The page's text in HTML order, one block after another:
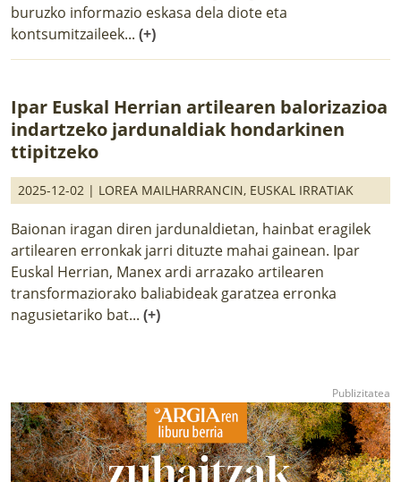
buruzko informazio eskasa dela diote eta
kontsumitzaileek... (+)
Ipar Euskal Herrian artilearen balorizazioa
indartzeko jardunaldiak hondarkinen
ttipitzeko
2025-12-02 | LOREA MAILHARRANCIN, EUSKAL IRRATIAK
Baionan iragan diren jardunaldietan, hainbat eragilek
artilearen erronkak jarri dituzte mahai gainean. Ipar
Euskal Herrian, Manex ardi arrazako artilearen
transformaziorako baliabideak garatzea erronka
nagusietariko bat... (+)